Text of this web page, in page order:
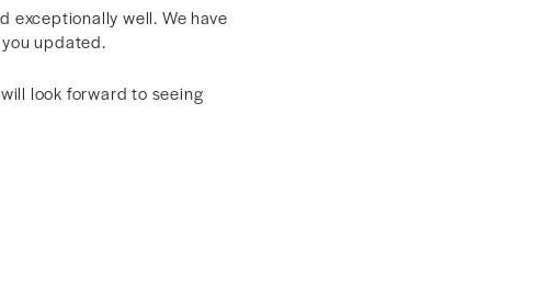
exceptionally well. We have
updated.
look forward to seeing